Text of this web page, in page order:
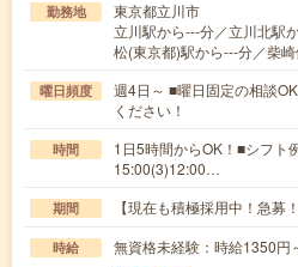
勤務地
東京都立川市
立川駅から---分／立川北駅
松(東京都)駅から---分／柴
曜日頻度
週4日～ ■曜日固定の相談
ください！
時間
1日5時間からOK！■シフト
15:00(3)12:00…
期間 【現在も積極採用中！急募
時給 無資格未経験：時給1350